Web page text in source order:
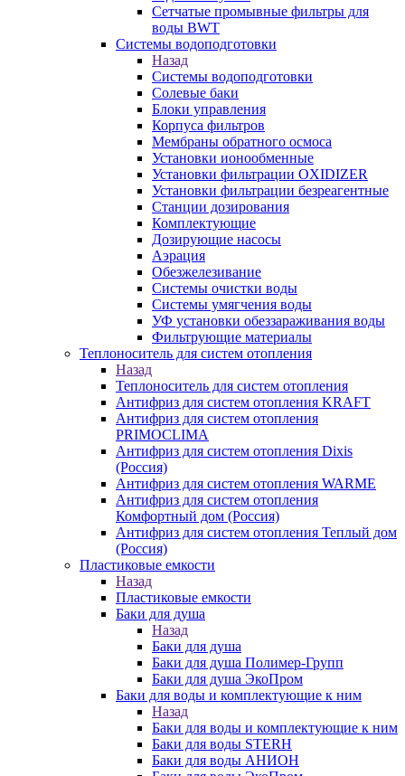
Сетчатые промывные фильтры для
воды BWT
Системы водоподготовки
Назад
Системы водоподготовки
Солевые баки
Блоки управления
Корпуса фильтров
Мембраны обратного осмоса
Установки ионообменные
Установки фильтрации OXIDIZER
Установки фильтрации безреагентные
Станции дозирования
Комплектующие
Дозирующие насосы
Аэрация
Обезжелезивание
Системы очистки воды
Системы умягчения воды
УФ установки обеззараживания воды
Фильтрующие материалы
Теплоноситель для систем отопления
Назад
Теплоноситель для систем отопления
Антифриз для систем отопления KRAFT
Антифриз для систем отопления
PRIMOCLIMA
Антифриз для систем отопления Dixis
(Россия)
Антифриз для систем отопления WARME
Антифриз для систем отопления
Комфортный дом (Россия)
Антифриз для систем отопления Теплый дом
(Россия)
Пластиковые емкости
Назад
Пластиковые емкости
Баки для душа
Назад
Баки для душа
Баки для душа Полимер-Групп
Баки для душа ЭкоПром
Баки для воды и комплектующие к ним
Назад
Баки для воды и комплектующие к ним
Баки для воды STERH
Баки для воды АНИОН